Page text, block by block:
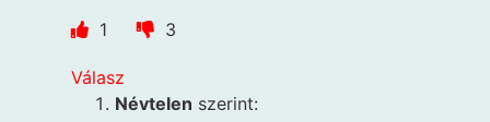
1
3
Válasz
Névtelen szerint: